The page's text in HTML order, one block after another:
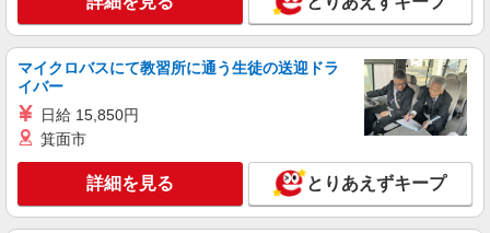
詳細を見る
派遣社員
株式会社kotrio /●KY-H-1817787
シニア向けマンションで見守・食事配膳など＊
時給1550円〜2187円 ＜日払い有/週払い有/交
通費全支給(ガソリン代含む)＞
福井市内 最寄り駅：越前花堂
マイクロバスにて教習所に通う生徒の送迎ドラ
イバー
日給 15,850円
箕面市
詳細を見る とりあえずキープ